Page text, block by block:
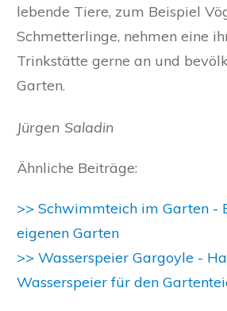
lebende Tiere, zum Beispiel
Schmetterlinge, nehmen eine
Trinkstätte gerne an und
Garten.
Jürgen Saladin
Ähnliche Beiträge:
>> Schwimmteich im Garten -
eigenen Garten
>> Wasserspeier Gargoyle -
Wasserspeier für den